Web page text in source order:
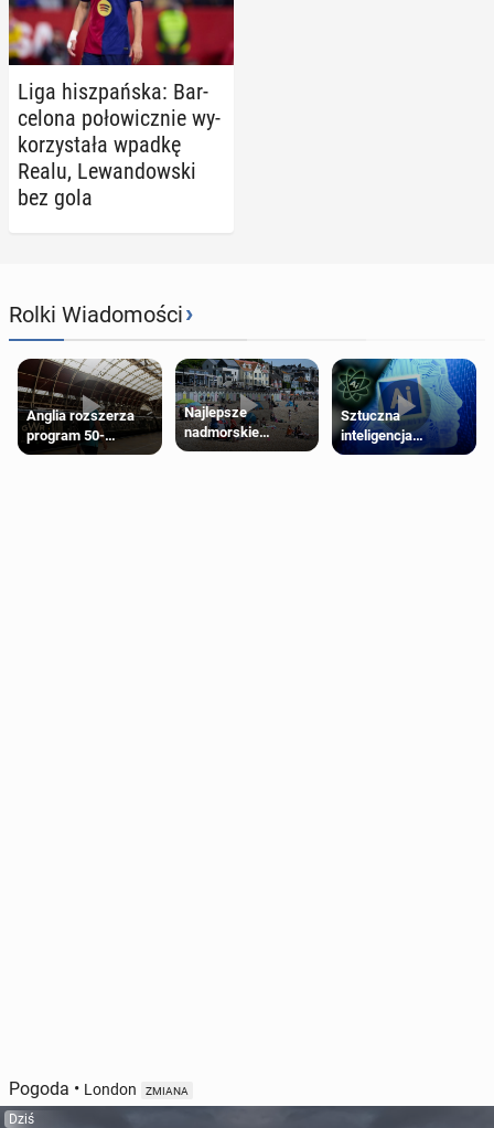
Liga hisz­pań­ska: Bar­
ce­lo­na po­ło­wicz­nie wy­
ko­rzy­sta­ła wpadkę
Realu, Le­wan­dow­ski
bez gola
Rolki Wiadomości›
Anglia rozszerza
program 50-
procentowych
Najlepsze
nadmorskie
miasteczko blisko
Sztuczna
inteligencja
próbowała oszukać
Pogoda • London ZMIANA
Dziś